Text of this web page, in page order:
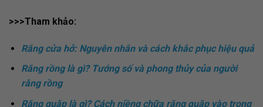
>>>Tham khảo:
Răng cửa hở: Nguyên nhân và cách khắc phục hiệu quả
Răng rồng là gì? Tướng số và phong thủy của người
răng rồng
Răng quặp là gì? Cách niềng chữa răng quặp vào trong